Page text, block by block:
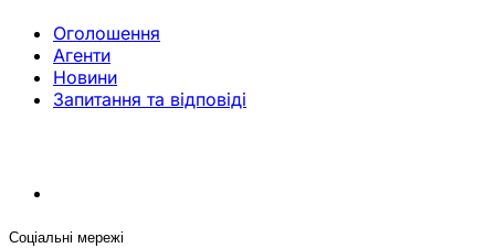
Оголошення
Агенти
Новини
Запитання та відповіді
Соціальні мережі